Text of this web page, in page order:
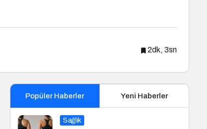
2dk, 3sn
Popüler Haberler Yeni Haberler
Sağlık